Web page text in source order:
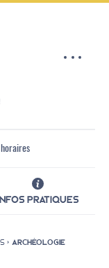
horaires
PRATIQUES
ARCHÉOLOGIE